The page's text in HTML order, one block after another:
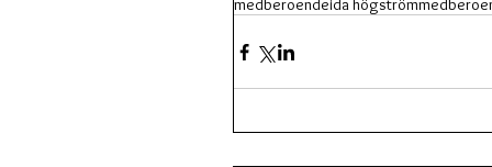
medberoendeida högström